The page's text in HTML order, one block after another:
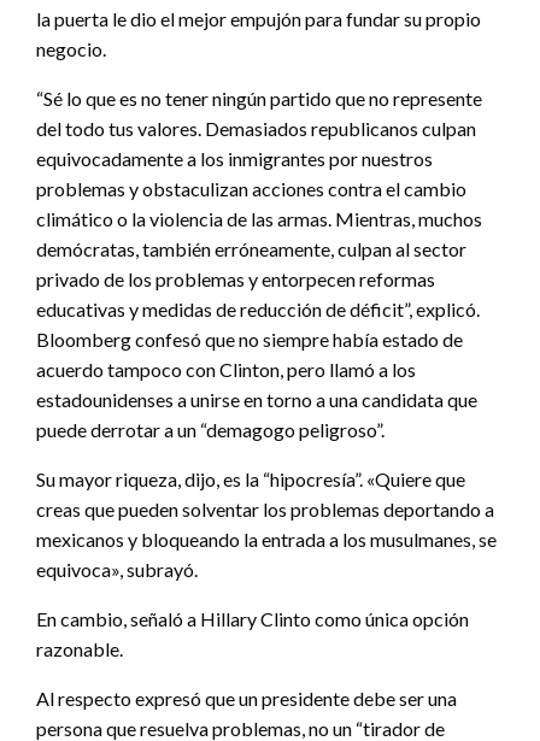
la puerta le dio el mejor empujón para fundar su propio
negocio.
“Sé lo que es no tener ningún partido que no represente
del todo tus valores. Demasiados republicanos culpan
equivocadamente a los inmigrantes por nuestros
problemas y obstaculizan acciones contra el cambio
climático o la violencia de las armas. Mientras, muchos
demócratas, también erróneamente, culpan al sector
privado de los problemas y entorpecen reformas
educativas y medidas de reducción de déficit”, explicó.
Bloomberg confesó que no siempre había estado de
acuerdo tampoco con Clinton, pero llamó a los
estadounidenses a unirse en torno a una candidata que
puede derrotar a un “demagogo peligroso”.
Su mayor riqueza, dijo, es la “hipocresía”. «Quiere que
creas que pueden solventar los problemas deportando a
mexicanos y bloqueando la entrada a los musulmanes, se
equivoca», subrayó.
En cambio, señaló a Hillary Clinto como única opción
razonable.
Al respecto expresó que un presidente debe ser una
persona que resuelva problemas, no un “tirador de